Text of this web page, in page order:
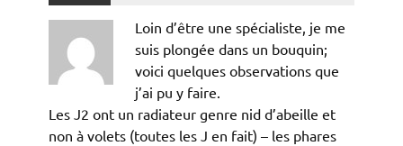
Loin d’être une spécialiste, je me
suis plongée dans un bouquin;
voici quelques observations que
j’ai pu y faire.
Les J2 ont un radiateur genre nid d’abeille et
non à volets (toutes les J en fait) – les phares